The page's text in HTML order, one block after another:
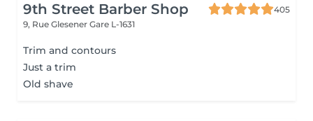
9th Street Barber Shop
405
9, Rue Glesener Gare L-1631
Trim and contours
Just a trim
Old shave